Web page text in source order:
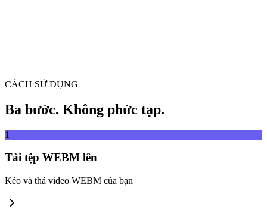
CÁCH SỬ DỤNG
Ba bước. Không phức tạp.
1
Tải tệp WEBM lên
Kéo và thả video WEBM của bạn